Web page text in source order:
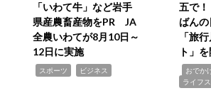
「いわて牛」など岩手
県産農畜産物をPR JA
全農いわてが8月10日～
12日に実施
スポーツ ビジネス
五で
ばん
「旅
ト」
おでか
ライフ